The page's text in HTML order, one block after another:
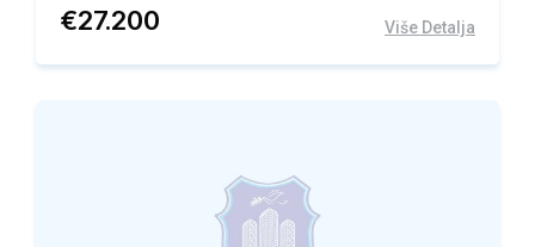
€27.200 Više Detalja